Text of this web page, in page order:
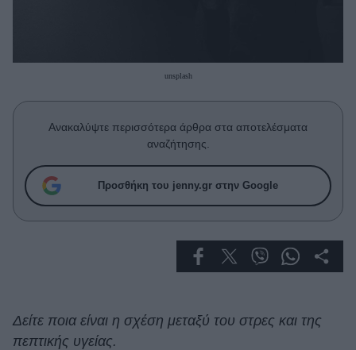
Πρόσωπα
Celebrities
Συνεντεύξεις
True Stories
Ask the Guru
Success Stories
Deco
unsplash
Ανακαλύψτε περισσότερα άρθρα στα αποτελέσματα
αναζήτησης.
Προσθήκη του jenny.gr στην Google
Δείτε ποια είναι η σχέση μεταξύ του στρες και της
πεπτικής υγείας.